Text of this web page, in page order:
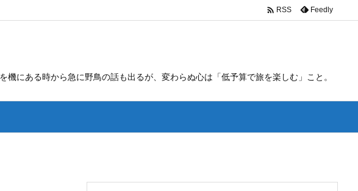
にある時から急に野鳥の話も出るが、変わらぬ心は「低予算で旅を楽しむ」こと。
 RSS Feedly